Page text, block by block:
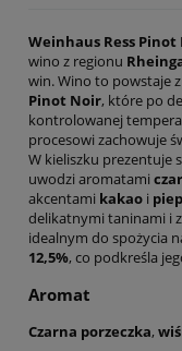
Weinhaus Ress
wino z regionu
win. Wino to powstaje
Pinot Noir, które po
kontrolowanej
procesowi zachowuje
W kieliszku prezentuje
uwodzi aromatami
akcentami kakao i
delikatnymi taninami i
idealnym do spożycia
12,5%, co podkreśla
Aromat
Czarna porzeczka,